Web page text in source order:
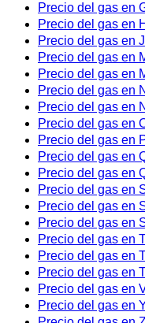
Precio del gas en
Precio del gas en
Precio del gas en
Precio del gas en
Precio del gas en
Precio del gas en
Precio del gas en
Precio del gas en
Precio del gas en
Precio del gas en
Precio del gas en
Precio del gas en
Precio del gas en
Precio del gas en
Precio del gas en
Precio del gas en
Precio del gas en
Precio del gas en
Precio del gas en